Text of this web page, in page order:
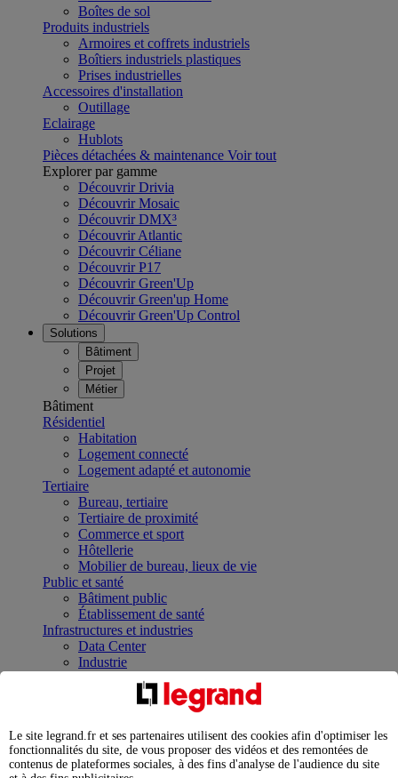
Boîtes de sol
Produits industriels
Armoires et coffrets industriels
Boîtiers industriels plastiques
Prises industrielles
Accessoires d'installation
Outillage
Eclairage
Hublots
Pièces détachées & maintenance Voir tout
Explorer par gamme
Découvrir Drivia
Découvrir Mosaic
Découvrir DMX³
Découvrir Atlantic
Découvrir Céliane
Découvrir P17
Découvrir Green'Up
Découvrir Green'up Home
Découvrir Green'Up Control
Solutions
Bâtiment
Projet
Métier
Bâtiment
Résidentiel
Habitation
Logement connecté
Logement adapté et autonomie
Tertiaire
Bureau, tertiaire
Tertiaire de proximité
Commerce et sport
Hôtellerie
Mobilier de bureau, lieux de vie
Public et santé
Bâtiment public
Établissement de santé
Infrastructures et industries
Data Center
Industrie
Infrastructures
Contrôler et planifier le fonctionnement des appareils
Répartir et optimiser son tableau électrique
Legrand Data Center Solutions : concentrer les
expertises au service de vos performances
Le site legrand.fr et ses partenaires utilisent des cookies afin d'optimiser les
fonctionnalités du site, de vous proposer des vidéos et des remontées de
contenus de plateformes sociales, à des fins d'analyse de l'audience du site